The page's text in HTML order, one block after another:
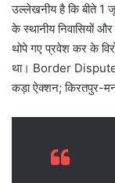
उल्लेखनीय है कि बीते 1
के स्थानीय निवासियों
थोपे गए प्रवेश कर के
था। Border Dispute:
कड़ा ऐक्शन; किरतपुर-